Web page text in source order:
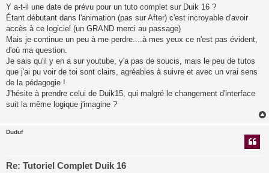
t
Y a-t-il une date de prévu pour un tuto complet sur Duik 16 ?
Étant débutant dans l'animation (pas sur After) c'est incroyable d'avoir
accès à ce logiciel (un GRAND merci au passage)
Mais je continue un peu à me perdre....à mes yeux ce n'est pas évident,
d'où ma question.
Je sais qu'il y en a sur youtube, y'a pas de soucis, mais le peu de tutos
que j'ai pu voir de toi sont clairs, agréables à suivre et avec un vrai sens
de la pédagogie !
J'hésite à prendre celui de Duik15, qui malgré le changement d'interface
suit la même logique j'imagine ?
Duduf
Re: Tutoriel Complet Duik 16